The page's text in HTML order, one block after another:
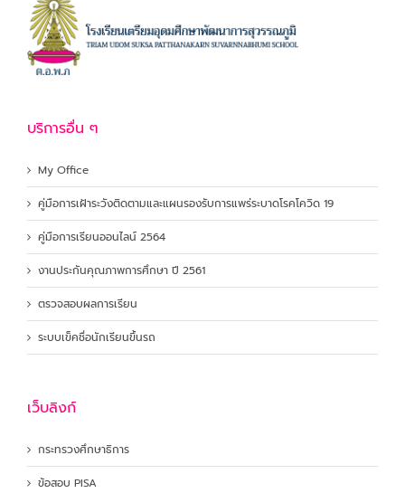
บริการอื่น ๆ
My Office
คู่มือการเฝ้าระวังติดตามและแผนรองรับการแพร่ระบาดโรคโควิด 19
คู่มือการเรียนออนไลน์ 2564
งานประกันคุณภาพการศึกษา ปี 2561
ตรวจสอบผลการเรียน
ระบบเข็คชื่อนักเรียนขึ้นรถ
เว็บลิงก์
กระทรวงศึกษาธิการ
ข้อสอบ PISA